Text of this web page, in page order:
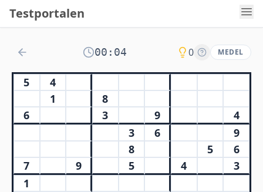
Testportalen
00:04 0 MEDEL
5
4
1
8
6
3 9
4
3
6
9
8
5
6
7
9 5 4
3
1